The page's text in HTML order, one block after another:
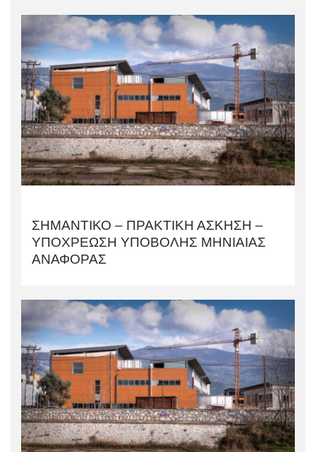
ΣΗΜΑΝΤΙΚΟ – ΠΡΑΚΤΙΚΗ ΑΣΚΗΣΗ –
ΥΠΟΧΡΕΩΣΗ ΥΠΟΒΟΛΗΣ ΜΗΝΙΑΙΑΣ
ΑΝΑΦΟΡΑΣ